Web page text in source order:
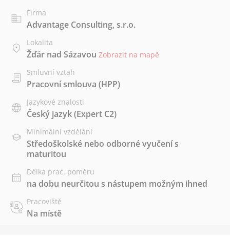
Firma
Advantage Consulting, s.r.o.
Lokalita
Žďár nad Sázavou Zobrazit na mapě
Smluvní vztah
Pracovní smlouva (HPP)
Jazykové znalosti
Český jazyk(Expert C2)
Minimální vzdělání
Středoškolské nebo odborné vyučení s
maturitou
Délka prac. poměru
na dobu neurčitou s nástupem možným ihned
Pracoviště
Na místě